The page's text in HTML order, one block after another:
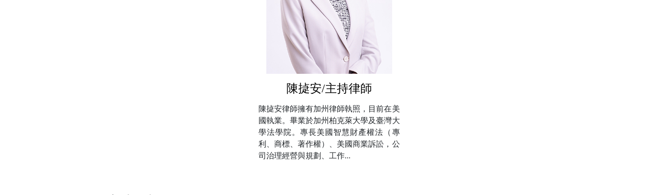
陳㨗安/主持律師
陳㨗安律師擁有加州律師執照，目前在美
國執業。畢業於加州柏克萊大學及臺灣大
學法學院。專長美國智慧財產權法（專
利、商標、著作權）、美國商業訴訟，公
司治理經營與規劃、工作...